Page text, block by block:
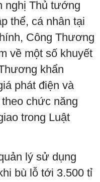
nghị Thủ tướng
thể, cá nhân tại
Công Thương
về một số khuyết
khẩn
phát điện và
chức năng
trong Luật
lý sử dụng
bù lỗ tới 3.500 tỉ